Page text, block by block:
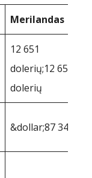
Merilandas
12 651
dolerių;12 651
dolerių
&dollar;87 349